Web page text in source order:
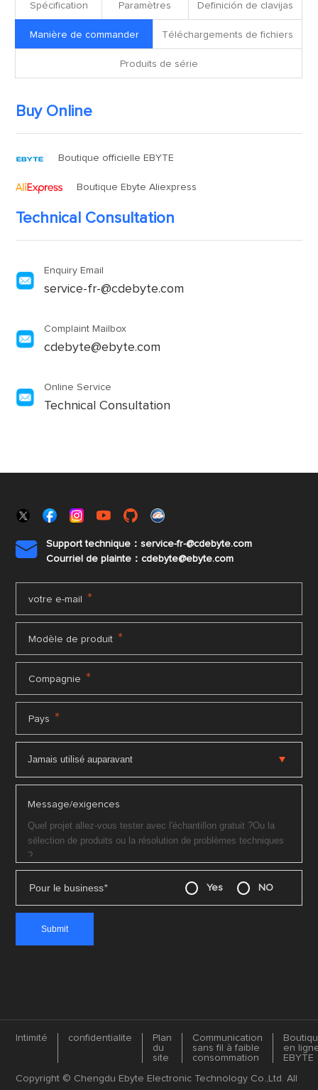
Spécification Paramètres Definición de clavijas
Manière de commander Téléchargements de fichiers
Produits de série
Buy Online
Boutique officielle EBYTE
Boutique Ebyte Aliexpress
Technical Consultation
Enquiry Email
service-fr-@cdebyte.com
Complaint Mailbox
cdebyte@ebyte.com
Online Service
Technical Consultation

Support technique：service-fr-@cdebyte.com
Courriel de plainte：cdebyte@ebyte.com
votre e-mail *
Modèle de produit *
Compagnie *
Pays *
Message/exigences
Pour le business* Yes NO
Intimité confidentialite
Plan
du
site
Communication
sans fil à faible
consommation
en
EBYTE
Copyright © Chengdu Ebyte Electronic Technology Co.,Ltd. All